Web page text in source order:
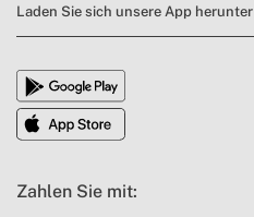
Laden Sie sich unsere App herunter
Zahlen Sie mit: